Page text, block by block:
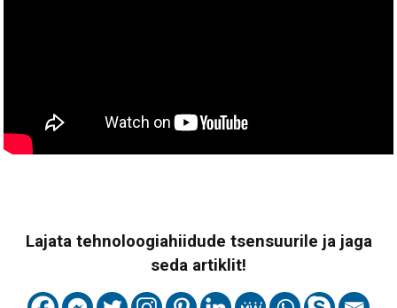
Lajata tehnoloogiahiidude tsensuurile ja jaga
seda artiklit!